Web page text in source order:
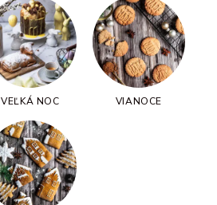
VEĽKÁ NOC VIANOCE